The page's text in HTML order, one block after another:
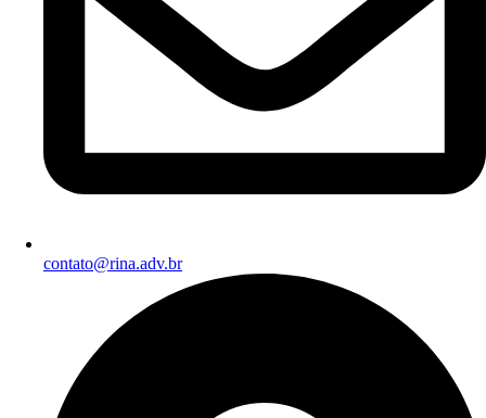
contato@rina.adv.br